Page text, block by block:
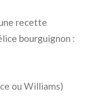
recette
bourguignon :
ou Williams)